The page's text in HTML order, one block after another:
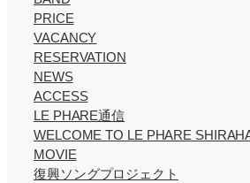
PRICE
VACANCY
RESERVATION
NEWS
ACCESS
LE PHARE通信
WELCOME TO LE PHARE
MOVIE
復興ソングプロジェクト